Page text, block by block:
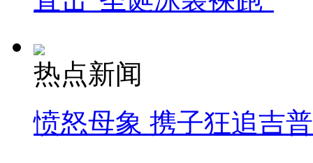
热点新闻
愤怒母象 携子狂追吉